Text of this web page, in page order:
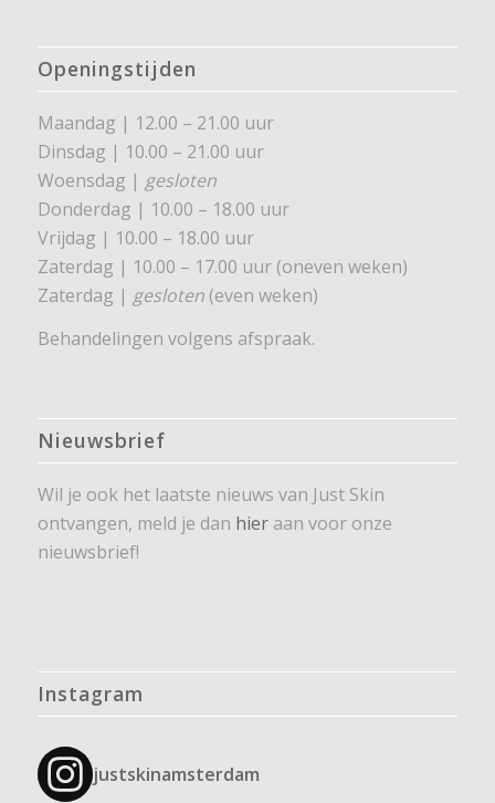
Openingstijden
Maandag | 12.00 – 21.00 uur
Dinsdag | 10.00 – 21.00 uur
Woensdag | gesloten
Donderdag | 10.00 – 18.00 uur
Vrijdag | 10.00 – 18.00 uur
Zaterdag | 10.00 – 17.00 uur (oneven weken)
Zaterdag | gesloten(even weken)
Behandelingen volgens afspraak.
Nieuwsbrief
Wil je ook het laatste nieuws van Just Skin
ontvangen, meld je dan hieraan voor onze
nieuwsbrief!
Instagram
justskinamsterdam